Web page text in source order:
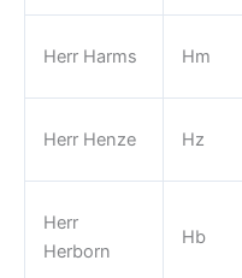
Herr Harms Hm
Herr Henze Hz
Herr
Herborn
Hb